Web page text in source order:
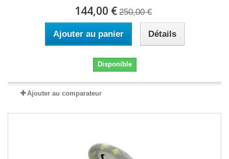
144,00 € 250,00 €
Ajouter au panier Détails
Disponible
Ajouter au comparateur